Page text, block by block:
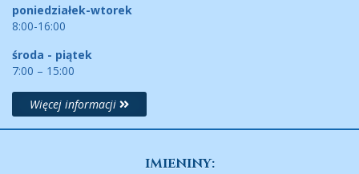
poniedziałek-wtorek
8:00-16:00
środa - piątek
7:00 – 15:00
Więcej informacji
IMIENINY: